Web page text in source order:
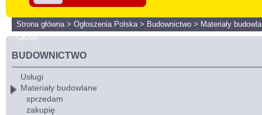
Strona główna> Ogłoszenia Polska> Budownictwo > Materiały
OKNA
BUDOWNICTWO
Usługi
Materiały budowlane
sprzedam
zakupię